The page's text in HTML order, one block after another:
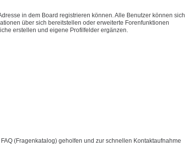
in dem Board registrieren können. Alle Benutzer können sich
über sich bereitstellen oder erweiterte Forenfunktionen
erstellen und eigene Profilfelder ergänzen.
(Fragenkatalog) geholfen und zur schnellen Kontaktaufnahme